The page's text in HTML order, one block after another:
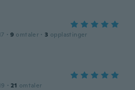
· 9 omtaler · 3 opplastinger
· 21 omtaler